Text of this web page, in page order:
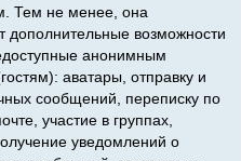
Тем не менее, она
дополнительные возможности
анонимным
аватары, отправку и
сообщений, переписку по
участие в группах,
уведомлений о